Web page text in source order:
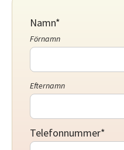
Namn*
Förnamn
Efternamn
Telefonnummer*